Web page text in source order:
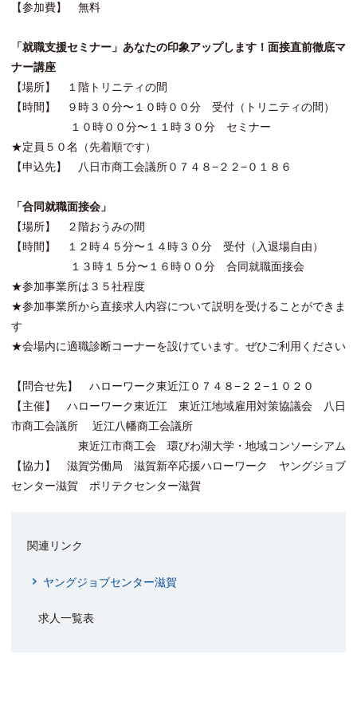
【参加費】 無料
「就職支援セミナー」あなたの印象アップします！面接直前徹底マ
ナー講座
【場所】 １階トリニティの間
【時間】 ９時３０分〜１０時００分 受付（トリニティの間）
１０時００分〜１１時３０分 セミナー
★定員５０名（先着順です）
【申込先】 八日市商工会議所０７４８−２２−０１８６
「合同就職面接会」
【場所】 ２階おうみの間
【時間】 １２時４５分〜１４時３０分 受付（入退場自由）
１３時１５分〜１６時００分 合同就職面接会
★参加事業所は３５社程度
★参加事業所から直接求人内容について説明を受けることができま
す
★会場内に適職診断コーナーを設けています。ぜひご利用ください
【問合せ先】 ハローワーク東近江０７４８−２２−１０２０
【主催】 ハローワーク東近江 東近江地域雇用対策協議会 八日
市商工会議所 近江八幡商工会議所
東近江市商工会 環びわ湖大学・地域コンソーシアム
【協力】 滋賀労働局 滋賀新卒応援ハローワーク ヤングジョブ
センター滋賀 ポリテクセンター滋賀
関連リンク
ヤングジョブセンター滋賀
求人一覧表